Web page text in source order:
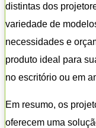
distintas dos
variedade de
necessidades e
produto ideal para
no escritório ou em
Em resumo, os
oferecem uma